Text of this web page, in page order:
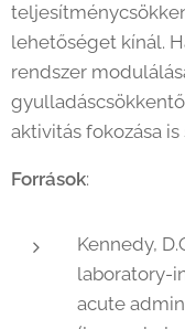
lehetőséget kínál.
rendszer
aktivitás fokozása
Források:
Kennedy,
laboratory-
acute